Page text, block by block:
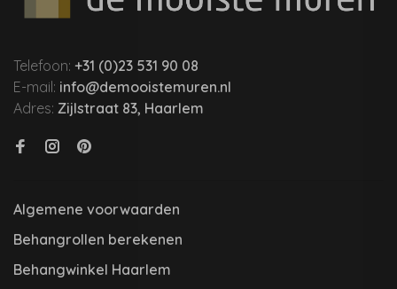
Telefoon: +31 (0)23 531 90 08
E-mail: info@demooistemuren.nl
Adres: Zijlstraat 83, Haarlem
Algemene voorwaarden
Behangrollen berekenen
Behangwinkel Haarlem